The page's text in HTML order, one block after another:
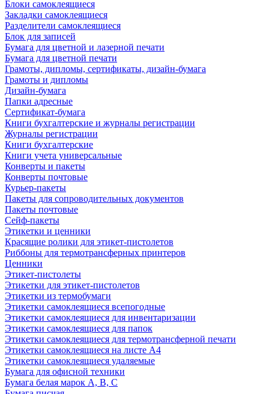
Блоки самоклеящиеся
Закладки самоклеящиеся
Разделители самоклеящиеся
Блок для записей
Бумага для цветной и лазерной печати
Бумага для цветной печати
Грамоты, дипломы, сертификаты, дизайн-бумага
Грамоты и дипломы
Дизайн-бумага
Папки адресные
Сертификат-бумага
Книги бухгалтерские и журналы регистрации
Журналы регистрации
Книги бухгалтерские
Книги учета универсальные
Конверты и пакеты
Конверты почтовые
Курьер-пакеты
Пакеты для сопроводительных документов
Пакеты почтовые
Сейф-пакеты
Этикетки и ценники
Красящие ролики для этикет-пистолетов
Риббоны для термотрансферных принтеров
Ценники
Этикет-пистолеты
Этикетки для этикет-пистолетов
Этикетки из термобумаги
Этикетки самоклеящиеся всепогодные
Этикетки самоклеящиеся для инвентаризации
Этикетки самоклеящиеся для папок
Этикетки самоклеящиеся для термотрансферной печати
Этикетки самоклеящиеся на листе А4
Этикетки самоклеящиеся удаляемые
Бумага для офисной техники
Бумага белая марок А, В, С